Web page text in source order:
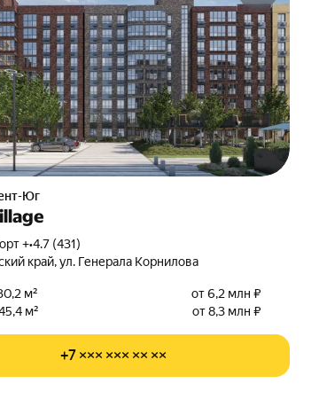
Юг
+•4.7 (431)
край, ул. Генерала Корнилова
м²
от 6,2 млн ₽
м²
от 8,3 млн ₽
+7 ××× ××× ×× ××